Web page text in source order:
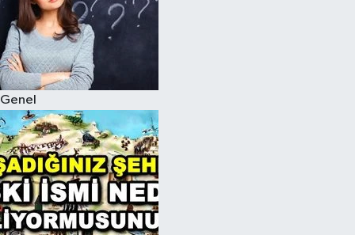
Genel
YAŞAM